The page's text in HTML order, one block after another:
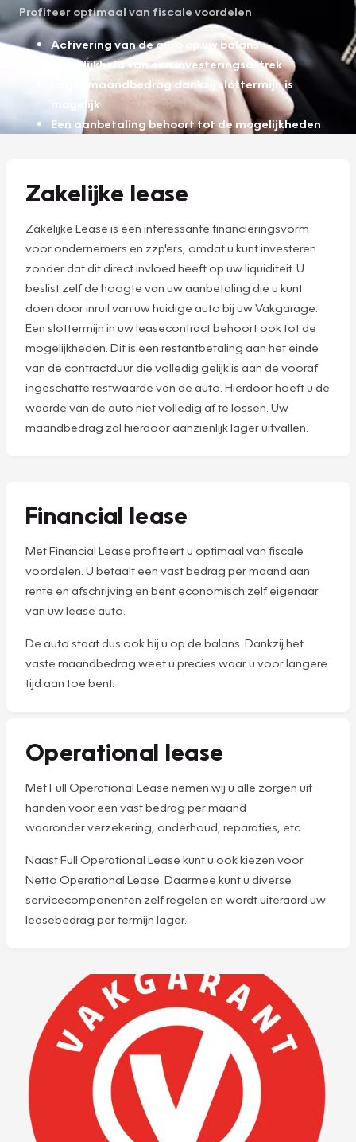
Profiteer optimaal van fiscale voordelen
Activering van de auto op uw balans
Mogelijkheid van een investeringsaftrek
Lager maandbedrag dankzij slottermijn is
mogelijk
Een aanbetaling behoort tot de mogelijkheden
Zakelijke lease
Zakelijke Lease is een interessante financieringsvorm
voor ondernemers en zzp'ers, omdat u kunt investeren
zonder dat dit direct invloed heeft op uw liquiditeit. U
beslist zelf de hoogte van uw aanbetaling die u kunt
doen door inruil van uw huidige auto bij uw Vakgarage.
Een slottermijn in uw leasecontract behoort ook tot de
mogelijkheden. Dit is een restantbetaling aan het einde
van de contractduur die volledig gelijk is aan de vooraf
ingeschatte restwaarde van de auto. Hierdoor hoeft u de
waarde van de auto niet volledig af te lossen. Uw
maandbedrag zal hierdoor aanzienlijk lager uitvallen.
Financial lease
Met Financial Lease profiteert u optimaal van fiscale
voordelen. U betaalt een vast bedrag per maand aan
rente en afschrijving en bent economisch zelf eigenaar
van uw lease auto.
De auto staat dus ook bij u op de balans. Dankzij het
vaste maandbedrag weet u precies waar u voor langere
tijd aan toe bent.
Operational lease
Met Full Operational Lease nemen wij u alle zorgen uit
handen voor een vast bedrag per maand
waaronder verzekering, onderhoud, reparaties, etc..
Naast Full Operational Lease kunt u ook kiezen voor
Netto Operational Lease. Daarmee kunt u diverse
servicecomponenten zelf regelen en wordt uiteraard uw
leasebedrag per termijn lager.